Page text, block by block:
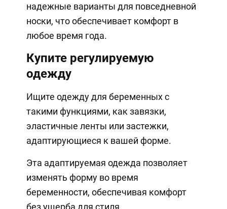
надежные варианты для повседневной
носки, что обеспечивает комфорт в
любое время года.
Купите регулируемую
одежду
Ищите одежду для беременных с
такими функциями, как завязки,
эластичные ленты или застежки,
адаптирующиеся к вашей форме.
Эта адаптируемая одежда позволяет
изменять форму во время
беременности, обеспечивая комфорт
без ущерба для стиля.